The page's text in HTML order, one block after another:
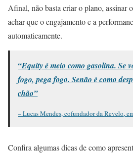
Afinal, não basta criar o plano, assinar
achar que o engajamento e a
automaticamente.
“Equity é meio como gasolina. Se
fogo, pega fogo. Senão é como
chão”
– Lucas Mendes, cofundador da Revelo,
Confira algumas dicas de como